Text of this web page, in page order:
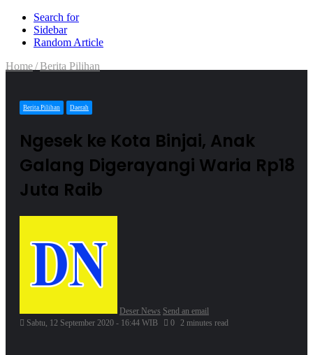
Search for
Sidebar
Random Article
Home/Berita Pilihan
Berita Pilihan Daerah
Ngesek ke Kota Binjai, Anak
Galang Digerayangi Waria Rp18
Juta Raib
Deser News Send an email
Sabtu, 12 September 2020 - 16:44 WIB
0 2 minutes read